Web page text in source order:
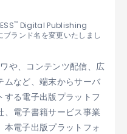
™ Digital Publishing
ブランド名を変更いたしまし
や、コンテンツ配信、広
ムなど、端末からサーバ
る電子出版プラットフ
、電子書籍サービス事業
電子出版プラットフォ